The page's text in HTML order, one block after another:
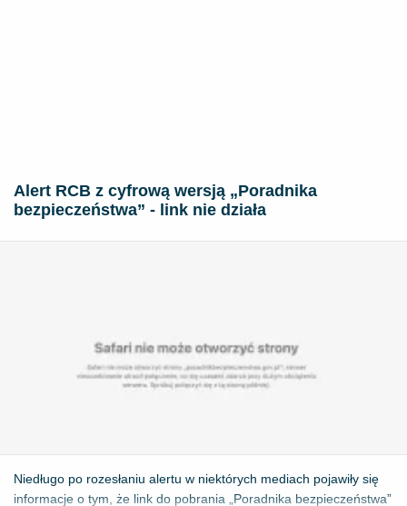
Alert RCB z cyfrową wersją „Poradnika
bezpieczeństwa” - link nie działa
Niedługo po rozesłaniu alertu w niektórych mediach pojawiły się
informacje o tym, że link do pobrania „Poradnika bezpieczeństwa”